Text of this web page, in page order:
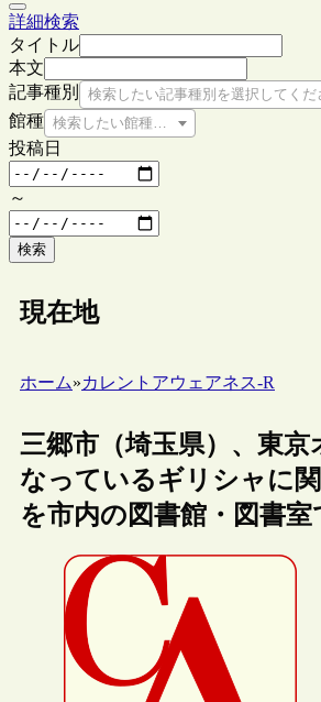
詳細検索
タイトル
本文
記事種別
検索したい記事種別を選択してくだ
館種 検索したい館種を選択してください
投稿日
～
検索
現在地
ホーム»カレントアウェアネス-R
三郷市（埼玉県）、東
なっているギリシャに
を市内の図書館・図書室